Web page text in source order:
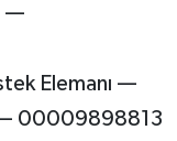
—
Elemanı —
— 00009898813